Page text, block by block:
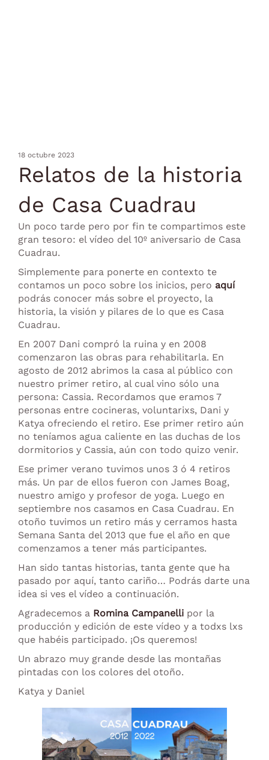
18 octubre 2023
Relatos de la historia
de Casa Cuadrau
Un poco tarde pero por fin te compartimos este
gran tesoro: el vídeo del 10º aniversario de Casa
Cuadrau.
Simplemente para ponerte en contexto te
contamos un poco sobre los inicios, pero aquí
podrás conocer más sobre el proyecto, la
historia, la visión y pilares de lo que es Casa
Cuadrau.
En 2007 Dani compró la ruina y en 2008
comenzaron las obras para rehabilitarla. En
agosto de 2012 abrimos la casa al público con
nuestro primer retiro, al cual vino sólo una
persona: Cassia. Recordamos que eramos 7
personas entre cocineras, voluntarixs, Dani y
Katya ofreciendo el retiro. Ese primer retiro aún
no teníamos agua caliente en las duchas de los
dormitorios y Cassia, aún con todo quizo venir.
Ese primer verano tuvimos unos 3 ó 4 retiros
más. Un par de ellos fueron con James Boag,
nuestro amigo y profesor de yoga. Luego en
septiembre nos casamos en Casa Cuadrau. En
otoño tuvimos un retiro más y cerramos hasta
Semana Santa del 2013 que fue el año en que
comenzamos a tener más participantes.
Han sido tantas historias, tanta gente que ha
pasado por aquí, tanto cariño… Podrás darte una
idea si ves el vídeo a continuación.
Agradecemos a Romina Campanelli por la
producción y edición de este vídeo y a todxs lxs
que habéis participado. ¡Os queremos!
Un abrazo muy grande desde las montañas
pintadas con los colores del otoño.
Katya y Daniel